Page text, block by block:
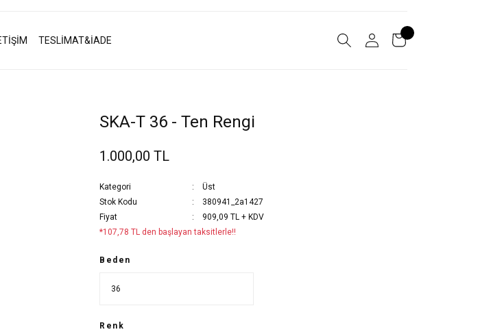
TESLİMAT&İADE
SKA-T 36 - Ten Rengi
1.000,00 TL
Kategori
Üst
Stok Kodu
380941_2a1427
Fiyat
909,09 TL + KDV
*107,78 TL den başlayan taksitlerle!!
Beden
Renk